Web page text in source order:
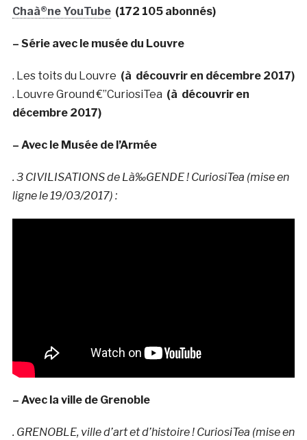
Chaà®ne YouTube(172 105 abonnés)
– Série avec le musée du Louvre
. Les toits du Louvre (à découvrir en décembre 2017)
. Louvre Ground €”CuriosiTea (à découvrir en
décembre 2017)
– Avec le Musée de l’Armée
. 3 CIVILISATIONS de Là‰GENDE ! CuriosiTea (mise en
ligne le 19/03/2017) :
– Avec la ville de Grenoble
. GRENOBLE, ville d’art et d’histoire ! CuriosiTea (mise en